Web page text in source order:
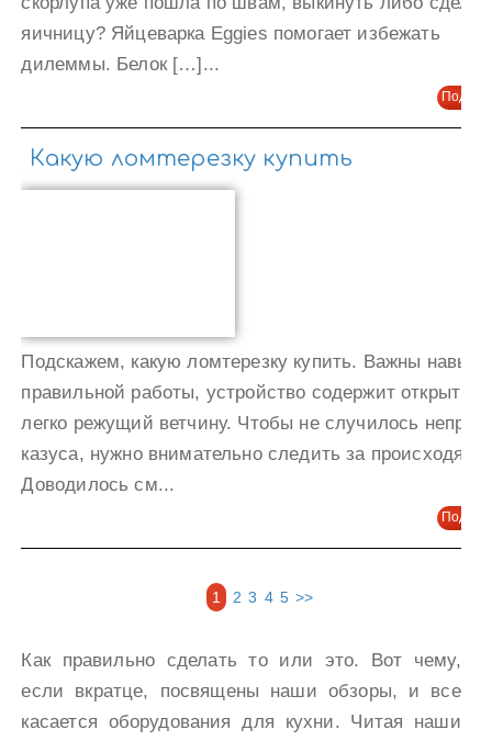
яичницу? Яйцеварка Eggies помогает избежать
дилеммы. Белок […]...
Какую ломтерезку купить
Подскажем, какую ломтерезку купить. Важны навыки
правильной работы, устройство содержит открытый
легко режущий ветчину. Чтобы не случилось
казуса, нужно внимательно следить за
Доводилось см...
1 2 3 4 5 >>
Как правильно сделать то или это. Вот чему,
если вкратце, посвящены наши обзоры, и все
касается оборудования для кухни. Читая наши